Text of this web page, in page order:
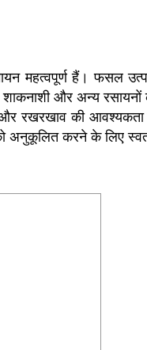
महत्वपूर्ण हैं। फसल
और अन्य
की आवश्यकता
अनुकूलित करने के लिए